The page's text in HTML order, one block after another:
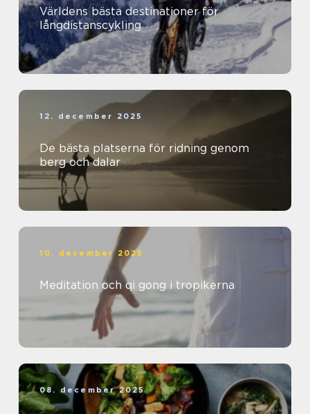
Världens bästa destinationer för
långdistanscykling
12. december 2025
De bästa platserna för ridning genom
berg och dalar
10. december 2025
Meditation och qi gong i tropikerna
08. december 2025